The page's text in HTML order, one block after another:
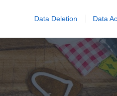
Data Deletion Data